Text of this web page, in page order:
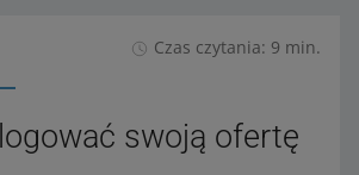
Czas czytania: 9 min.
swoją ofertę